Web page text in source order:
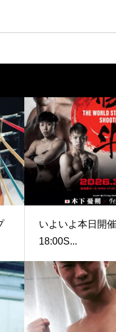
いよいよ本日開
18:00️S...